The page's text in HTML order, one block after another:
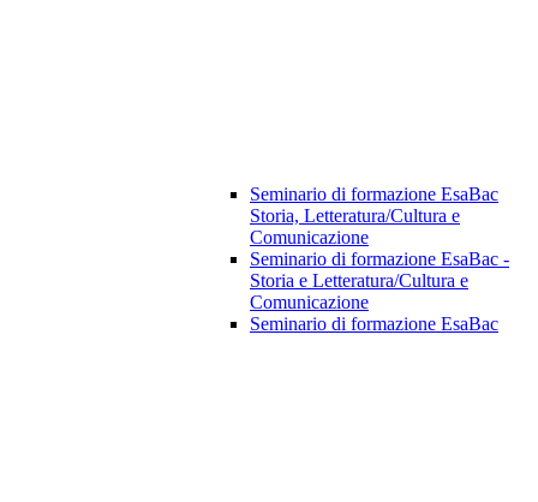
Seminario di formazione EsaBac
Storia, Letteratura/Cultura e
Comunicazione
Seminario di formazione EsaBac -
Storia e Letteratura/Cultura e
Comunicazione
Seminario di formazione EsaBac